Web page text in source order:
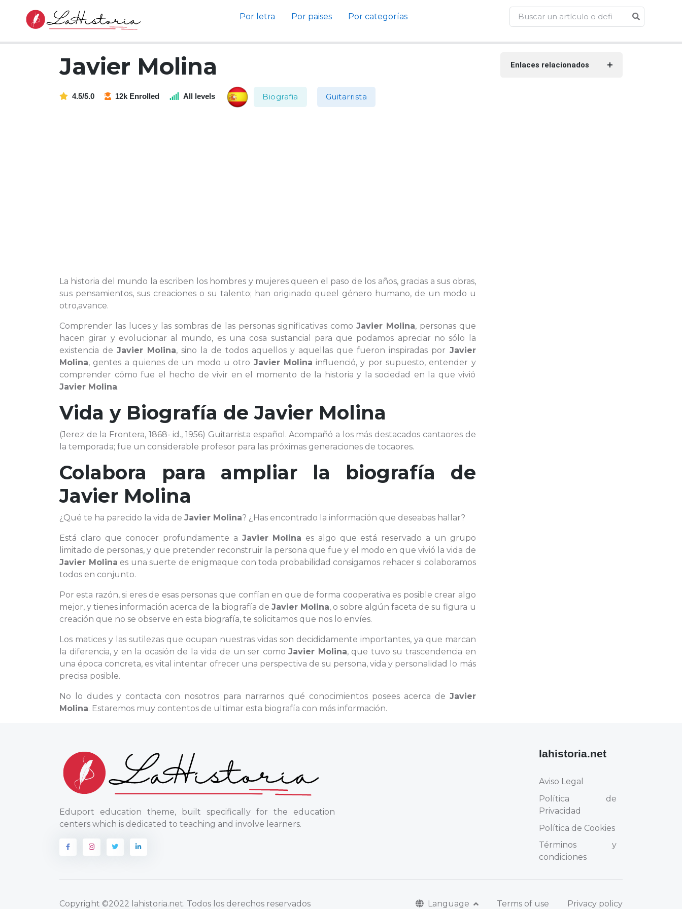
Por letra Por paises Por categorías
Javier Molina
4.5/5.0 12k Enrolled All levels Biografia Guitarrista
La historia del mundo la escriben los hombres y mujeres queen el paso de los años, gracias a sus obras,
sus pensamientos, sus creaciones o su talento; han originado queel género humano, de un modo u
otro,avance.
Comprender las luces y las sombras de las personas significativas comoJavier Molina, personas que
hacen girar y evolucionar al mundo, es una cosa sustancial para que podamos apreciar no sólo la
existencia deJavier Molina, sino la de todos aquellos y aquellas que fueron inspiradas por Javier
Molina, gentes a quienes de un modo u otro Javier Molina influenció, y por supuesto, entender y
comprender cómo fue el hecho de vivir en el momento de la historia y la sociedad en la que vivió
Javier Molina.
Vida y Biografía deJavier Molina
(Jerez de la Frontera, 1868- id., 1956) Guitarrista español. Acompañó a los más destacados cantaores de
la temporada; fue un considerable profesor para las próximas generaciones de tocaores.
Colabora para ampliar la biografía de
Javier Molina
¿Qué te ha parecido la vida de Javier Molina? ¿Has encontrado la información que deseabas hallar?
Está claro que conocer profundamente a Javier Molina es algo que está reservado a un grupo
limitado de personas, y que pretender reconstruir la persona que fue y el modo en que vivió la vida de
Javier Molina es una suerte de enigmaque con toda probabilidad consigamos rehacer si colaboramos
todos en conjunto.
Por esta razón, si eres de esas personas que confían en que de forma cooperativa es posible crear algo
mejor, y tienes información acerca de la biografía de Javier Molina, o sobre algún faceta de su figura u
creación que no se observe en esta biografía, te solicitamos que nos lo envíes.
Los matices y las sutilezas que ocupan nuestras vidas son decididamente importantes, ya que marcan
la diferencia, y en la ocasión de la vida de un ser comoJavier Molina, que tuvo su trascendencia en
una época concreta, es vital intentar ofrecer una perspectiva de su persona, vida y personalidad lo más
precisa posible.
No lo dudes y contacta con nosotros para narrarnos qué conocimientos posees acerca de Javier
Molina. Estaremos muy contentos de ultimar esta biografía con más información.
Enlaces relacionados
Eduport education theme, built specifically for the education
centers which is dedicated to teaching and involve learners.
lahistoria.net
Aviso Legal
Política de
Privacidad
Política de Cookies
Términos y
condiciones
Copyright ©2022 lahistoria.net. Todos los derechos reservados Language Terms of use Privacy policy